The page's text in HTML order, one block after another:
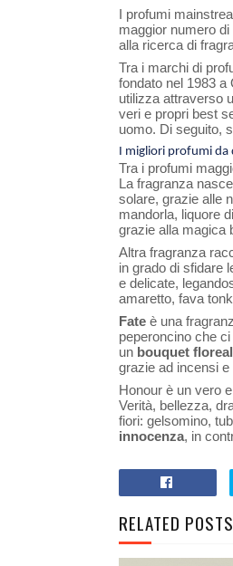
I profumi
maggior numero
alla ricerca di
Tra i marchi di
fondato nel 1983 a
utilizza attraverso
veri e propri best
uomo. Di seguito,
I migliori profumi da
Tra i profumi
La fragranza
solare, grazie alle
mandorla, liquore
grazie alla magica
Altra fragranza
in grado di sfidare
e delicate,
amaretto, fava
Fateè una
peperoncino che
un bouquet
grazie ad incensi e
Honour è un vero
Verità, bellezza,
fiori: gelsomino,
innocenza, in
RELATED POSTS